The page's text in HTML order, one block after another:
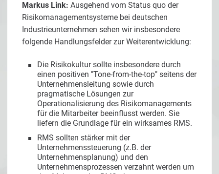
Markus Link: Ausgehend vom Status quo der
Risikomanagementsysteme bei deutschen
Industrieunternehmen sehen wir insbesondere
folgende Handlungsfelder zur Weiterentwicklung:
Die Risikokultur sollte insbesondere durch
einen positiven "Tone-from-the-top" seitens der
Unternehmensleitung sowie durch
pragmatische Lösungen zur
Operationalisierung des Risikomanagements
für die Mitarbeiter beeinflusst werden. Sie
liefern die Grundlage für ein wirksames RMS.
RMS sollten stärker mit der
Unternehmenssteuerung (z.B. der
Unternehmensplanung) und den
Unternehmensprozessen verzahnt werden um